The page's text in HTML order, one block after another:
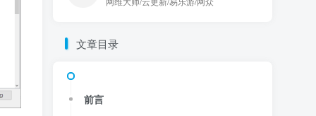
文章目录
前言